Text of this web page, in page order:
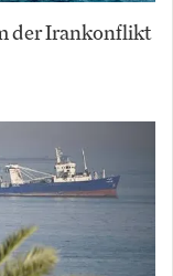
der Irankonflikt